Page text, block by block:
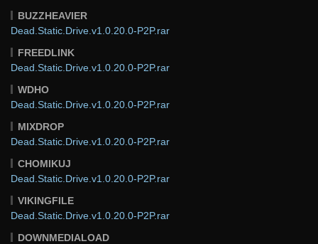
BUZZHEAVIER
Dead.Static.Drive.v1.0.20.0-P2P.rar
FREEDLINK
Dead.Static.Drive.v1.0.20.0-P2P.rar
WDHO
Dead.Static.Drive.v1.0.20.0-P2P.rar
MIXDROP
Dead.Static.Drive.v1.0.20.0-P2P.rar
CHOMIKUJ
Dead.Static.Drive.v1.0.20.0-P2P.rar
VIKINGFILE
Dead.Static.Drive.v1.0.20.0-P2P.rar
DOWNMEDIALOAD